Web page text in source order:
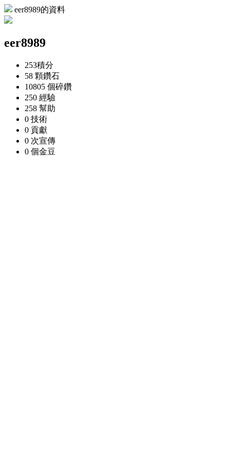
eer8989的資料
eer8989
253積分
58 顆鑽石
10805 個碎鑽
250 經驗
258 幫助
0 技術
0 貢獻
0 次宣傳
0 個金豆